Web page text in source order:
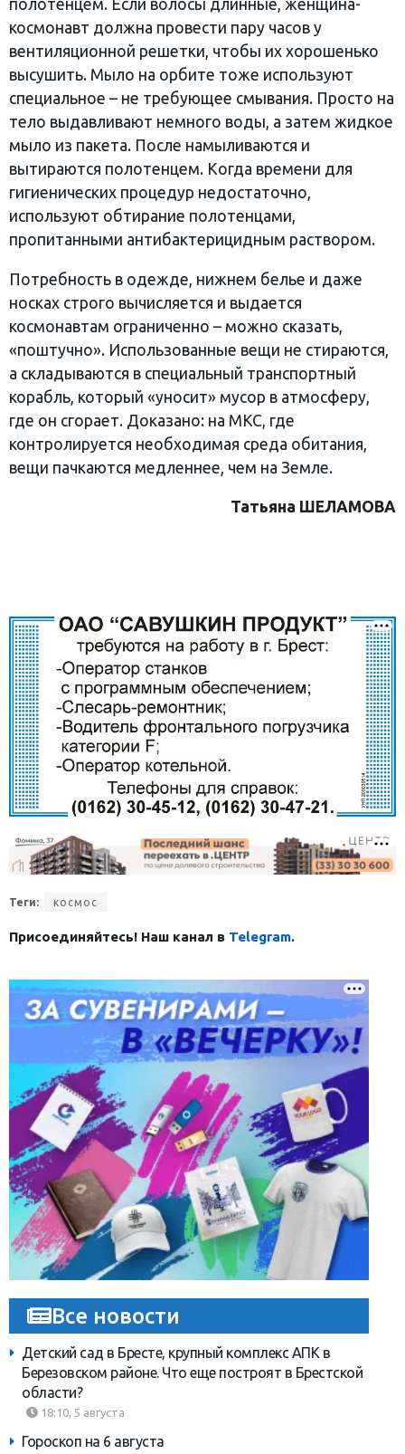
полотенцем. Если волосы длинные, женщина-
космонавт должна провести пару часов у
вентиляционной решетки, чтобы их хорошенько
высушить. Мыло на орбите тоже используют
специальное – не требующее смывания. Просто на
тело выдавливают немного воды, а затем жидкое
мыло из пакета. После намыливаются и
вытираются полотенцем. Когда времени для
гигиенических процедур недостаточно,
используют обтирание полотенцами,
пропитанными антибактерицидным раствором.
Потребность в одежде, нижнем белье и даже
носках строго вычисляется и выдается
космонавтам ограниченно – можно сказать,
«поштучно». Использованные вещи не стираются,
а складываются в специальный транспортный
корабль, который «уносит» мусор в атмосферу,
где он сгорает. Доказано: на МКС, где
контролируется необходимая среда обитания,
вещи пачкаются медленнее, чем на Земле.
Татьяна ШЕЛАМОВА
Теги: космос
Присоединяйтесь! Наш канал в Telegram.
Все новости
Детский сад в Бресте, крупный комплекс АПК в
Березовском районе. Что еще построят в Брестской
области?
18:10, 5 августа
Гороскоп на 6 августа